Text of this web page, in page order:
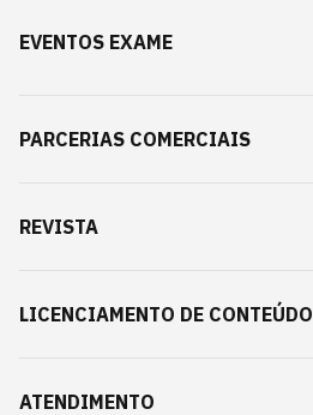
EVENTOS EXAME
PARCERIAS COMERCIAIS
REVISTA
LICENCIAMENTO DE CONTEÚDO
ATENDIMENTO